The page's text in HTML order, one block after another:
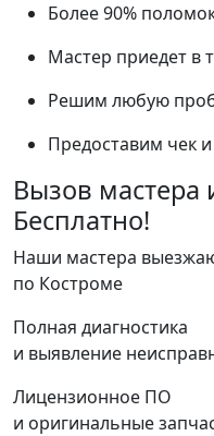
Более 90%
Мастер приедет в
Решим любую
Предоставим чек
Вызов мастера
Бесплатно!
Наши мастера
по Костроме
Полная диагностика
и выявление
Лицензионное ПО
и оригинальные